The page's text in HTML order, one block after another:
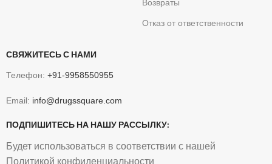
Возвраты
Отказ от ответственности
СВЯЖИТЕСЬ С НАМИ
Телефон: +91-9958550955
Email: info@drugssquare.com
ПОДПИШИТЕСЬ НА НАШУ РАССЫЛКУ:
Будет использоваться в соответствии с нашей
Политикой конфиденциальности